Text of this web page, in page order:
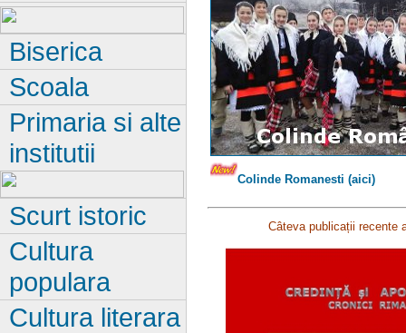
Colinde Romanesti (aici)
Câteva publicații recente
Biserica
Scoala
Primaria si alte
institutii
Scurt istoric
Cultura
populara
Cultura literara